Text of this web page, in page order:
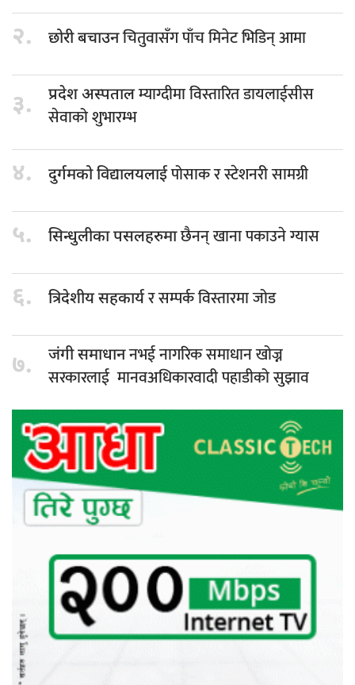
२. छोरी बचाउनचितुवासँग पाँच मिनेट भिडिन् आमा
३. प्रदेश अस्पतालम्याग्दीमा विस्तारित डायलाईसीस
सेवाको शुभारम्भ
४. दुर्गमको विद्यालयलाईपोसाक र स्टेशनरी सामग्री
५. सिन्धुलीका पसलहरुमाछैनन् खाना पकाउने ग्यास
६. त्रिदेशीय सहकार्यर सम्पर्क विस्तारमा जोड
७. जंगी समाधाननभई नागरिक समाधान खोज्न
सरकारलाई मानवअधिकारवादी पहाडीको सुझाव